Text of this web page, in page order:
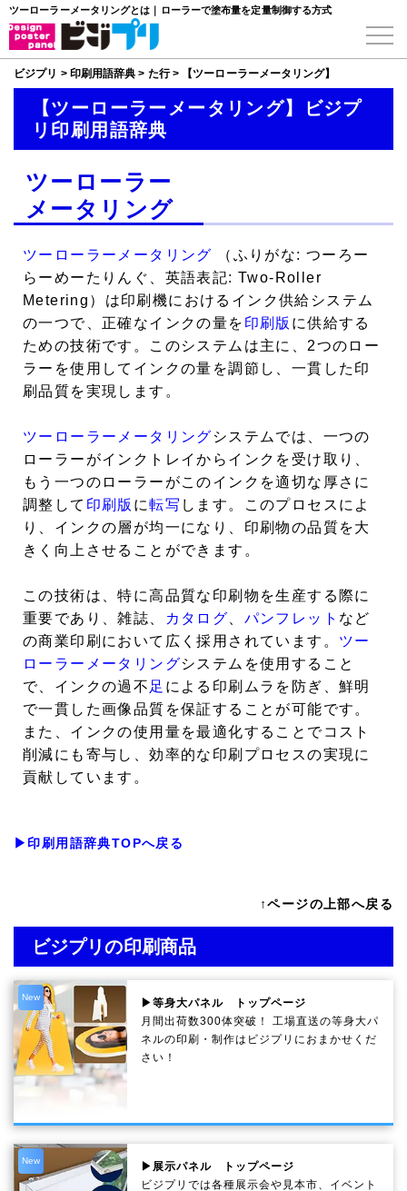
ツーローラーメータリングとは｜ローラーで塗布量を定量制御する方式
ビジプリ > 印刷用語辞典 > た行> 【ツーローラーメータリング】
【ツーローラーメータリング】ビジプ
リ印刷用語辞典
ツーローラー
メータリング
ツーローラーメータリング
（ふりがな: つーろー
らーめーたりんぐ、英語表記: Two-Roller
Metering）は印刷機におけるインク供給システム
の一つで、正確なインクの量を 印刷版 に供給する
ための技術です。このシステムは主に、2つのロー
ラーを使用してインクの量を調節し、一貫した印
刷品質を実現します。
ツーローラーメータリング システムでは、一つの
ローラーがインクトレイからインクを受け取り、
もう一つのローラーがこのインクを適切な厚さに
調整して 印刷版 に転写 します。このプロセスによ
り、インクの層が均一になり、印刷物の品質を大
きく向上させることができます。
この技術は、特に高品質な印刷物を生産する際に
重要であり、雑誌、
カタログ パンフレット など
の商業印刷において広く採用されています。 ツー
ローラーメータリングシステムを使用すること
で、インクの過不 足 による印刷ムラを防ぎ、鮮明
で一貫した画像品質を保証することが可能です。
また、インクの使用量を最適化することでコスト
削減にも寄与し、効率的な印刷プロセスの実現に
貢献しています。
▶印刷用語辞典TOPへ戻る
↑ページの上部へ戻る
ビジプリの印刷商品
New
▶等身大パネル トップページ
月間出荷数300体突破！ 工場直送の等身大パ
ネルの印刷・制作は ビジプリ におまかせくだ
さい！
New
▶展示パネル トップページ
ビジプリでは各種展示会や見本市、イベント